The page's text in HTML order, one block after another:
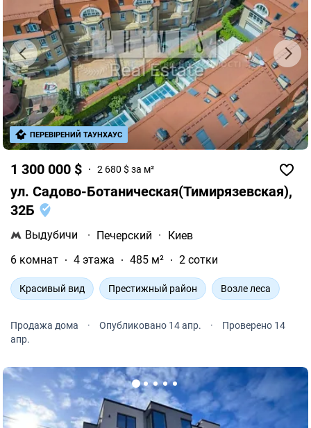
1 300 000 $ 2 680 $ за м²
ул. Садово-Ботаническая(Тимирязевская),
32Б
Выдубичи · Печерский ·
Киев
6 комнат
4 этажа 485 м² 2 сотки
Красивый вид Престижный район Возле леса
Продажа дома · Опубликовано 14 апр. ·
Проверено 14
апр.
ПЕРЕВІРЕНИЙ ТАУНХАУС